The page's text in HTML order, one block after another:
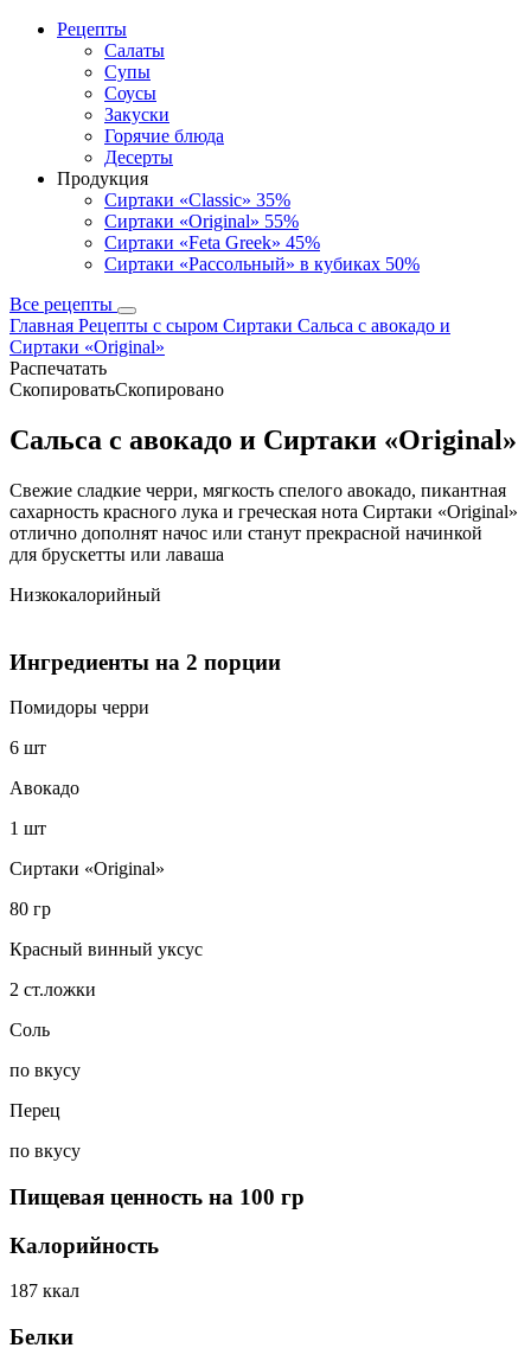
Рецепты
Салаты
Супы
Соусы
Закуски
Горячие блюда
Десерты
Продукция
Сиртаки «Classic» 35%
Сиртаки «Original» 55%
Сиртаки «Feta Greek» 45%
Сиртаки «Рассольный» в кубиках 50%
Все рецепты
Главная Рецепты с сыром Сиртаки Сальса с авокадо и
Сиртаки «Original»
Распечатать
СкопироватьСкопировано
Сальса с авокадо и Сиртаки «Original»
Свежие сладкие черри, мягкость спелого авокадо, пикантная
сахарность красного лука и греческая нота Сиртаки «Original»
отлично дополнят начос или станут прекрасной начинкой
для брускетты или лаваша
Низкокалорийный
Ингредиенты на 2 порции
Помидоры черри
6 шт
Авокадо
1 шт
Сиртаки «Original»
80 гр
Красный винный уксус
2 ст.ложки
Соль
по вкусу
Перец
по вкусу
Пищевая ценность на 100 гр
Калорийность
187 ккал
Белки